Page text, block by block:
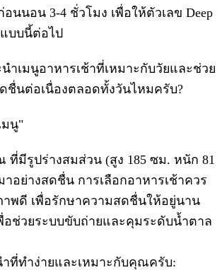
นนอน 3-4 ชั่วโมง เพื่อให้ตัวเลข Deep
แบบนี้ต่อไป
ำเมนูอาหารเช้าที่เหมาะกับวัยและช่วย
ชื่นต่อเนื่องตลอดทั้งวันไหมครับ?
มนู"
ที่มีรูปร่างสมส่วน (สูง 185 ซม. หนัก 81
อย่างสดชื่น การเลือกอาหารเช้าควร
พดี เพื่อรักษาความสดชื่นให้อยู่นาน
อช่วยระบบขับถ่ายและคุมระดับน้ำตาล
ที่ทำง่ายและเหมาะกับคุณครับ: